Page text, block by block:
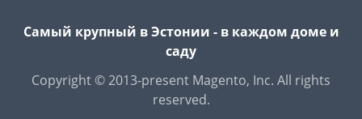
Самый крупный в Эстонии - в каждом доме и
саду
Copyright © 2013-present Magento, Inc. All rights
reserved.